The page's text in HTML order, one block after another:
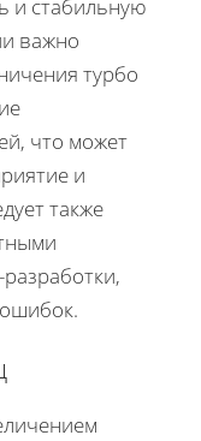
и стабильную
важно
турбо
что может
и
также